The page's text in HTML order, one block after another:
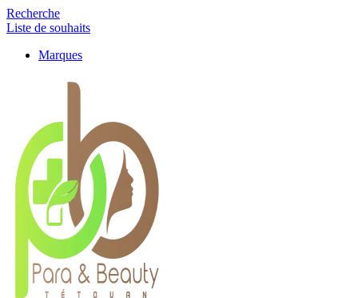
Recherche
Liste de souhaits
Marques